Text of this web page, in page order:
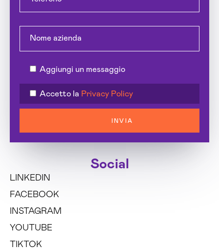
Aggiungi un messaggio
Accetto la Privacy Policy
INVIA
Social
LINKEDIN
FACEBOOK
INSTAGRAM
YOUTUBE
TIKTOK